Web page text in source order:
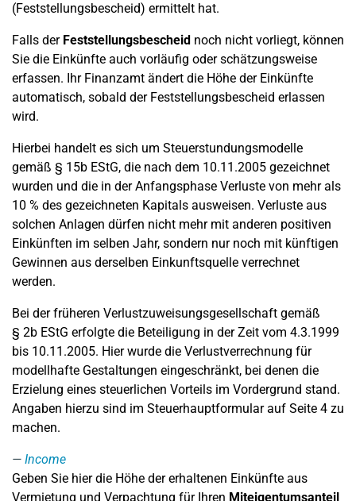
(Feststellungsbescheid) ermittelt hat.
Falls der Feststellungsbescheid noch nicht vorliegt, können
Sie die Einkünfte auch vorläufig oder schätzungsweise
erfassen. Ihr Finanzamt ändert die Höhe der Einkünfte
automatisch, sobald der Feststellungsbescheid erlassen
wird.
Hierbei handelt es sich um Steuerstundungsmodelle
gemäß § 15b EStG, die nach dem 10.11.2005 gezeichnet
wurden und die in der Anfangsphase Verluste von mehr als
10 % des gezeichneten Kapitals ausweisen. Verluste aus
solchen Anlagen dürfen nicht mehr mit anderen positiven
Einkünften im selben Jahr, sondern nur noch mit künftigen
Gewinnen aus derselben Einkunftsquelle verrechnet
werden.
Bei der früheren Verlustzuweisungsgesellschaft gemäß
§ 2b EStG erfolgte die Beteiligung in der Zeit vom 4.3.1999
bis 10.11.2005. Hier wurde die Verlustverrechnung für
modellhafte Gestaltungen eingeschränkt, bei denen die
Erzielung eines steuerlichen Vorteils im Vordergrund stand.
Angaben hierzu sind im Steuerhauptformular auf Seite 4 zu
machen.
Income
Geben Sie hier die Höhe der erhaltenen Einkünfte aus
Vermietung und Verpachtung für Ihren Miteigentumsanteil